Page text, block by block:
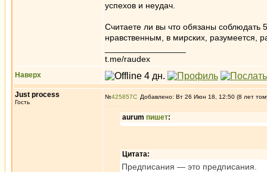
успехов и неудач.
Считаете ли вы что обязаны
нравственным, в мирских, разумеется,
t.me/raudex
Наверх
Just process
Гость
№425857 Добавлено: Вт 26 Июн 18, 12:50 (8 лет
aurum пишет:
Цитата:
Предписания — это предписания.